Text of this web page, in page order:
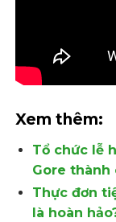
Xem thêm:
Tổ chức lễ
Gore thành
Thực đơn
là hoàn